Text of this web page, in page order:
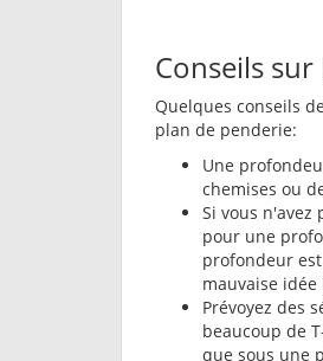
Conseils
Quelques conseils
plan de penderie:
Une
chemises ou
Si vous n'avez
pour une
profondeur
mauvaise idée
Prévoyez des
beaucoup de
que sous une